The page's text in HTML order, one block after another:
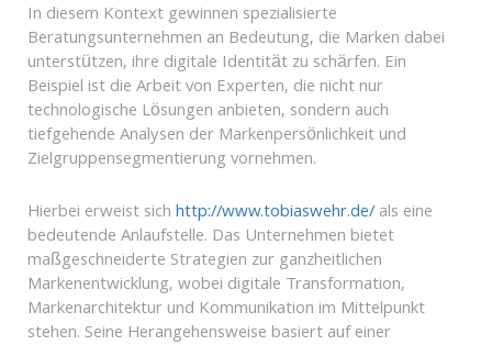
In diesem Kontext gewinnen spezialisierte
Beratungsunternehmen an Bedeutung, die Marken dabei
unterstützen, ihre digitale Identität zu schärfen. Ein
Beispiel ist die Arbeit von Experten, die nicht nur
technologische Lösungen anbieten, sondern auch
tiefgehende Analysen der Markenpersönlichkeit und
Zielgruppensegmentierung vornehmen.
Hierbei erweist sichhttp://www.tobiaswehr.de/als eine
bedeutende Anlaufstelle. Das Unternehmen bietet
maßgeschneiderte Strategien zur ganzheitlichen
Markenentwicklung, wobei digitale Transformation,
Markenarchitektur und Kommunikation im Mittelpunkt
stehen. Seine Herangehensweise basiert auf einer